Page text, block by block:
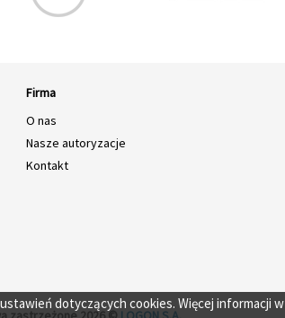
Firma
O nas
Nasze autoryzacje
Kontakt
dotyczących cookies. Więcej informacji w